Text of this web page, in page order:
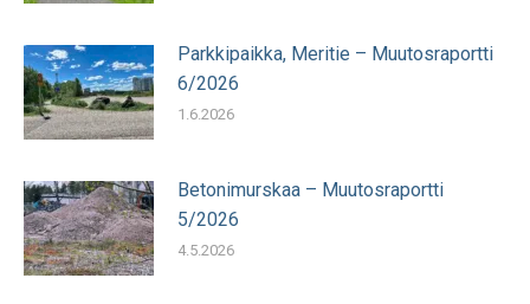
Parkkipaikka, Meritie – Muutosraportti
6/2026
1.6.2026
Betonimurskaa – Muutosraportti
5/2026
4.5.2026